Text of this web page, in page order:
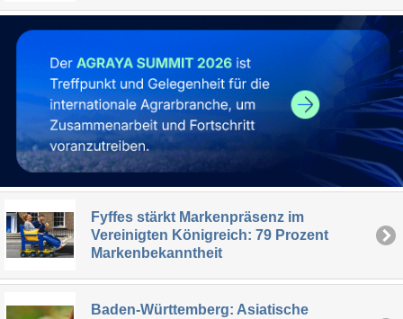
Fyffes stärkt Markenpräsenz im
Vereinigten Königreich: 79 Prozent
Markenbekanntheit
Baden-Württemberg: Asiatische